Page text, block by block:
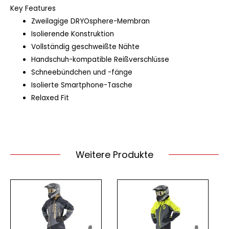
Key Features
Zweilagige DRYOsphere-Membran
Isolierende Konstruktion
Vollständig geschweißte Nähte
Handschuh-kompatible Reißverschlüsse
Schneebündchen und -fänge
Isolierte Smartphone-Tasche
Relaxed Fit
Weitere Produkte
Dieses
Produkt
weist
mehrere
Dieses
Produkt
weist
mehrere